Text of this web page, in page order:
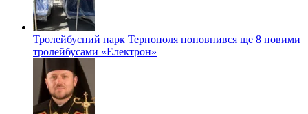
Тролейбусний парк Тернополя поповнився ще 8 новими
тролейбусами «Електрон»